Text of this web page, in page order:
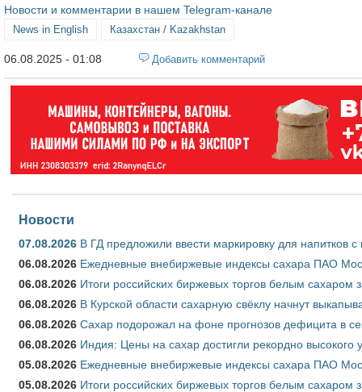
Новости и комментарии в нашем Telegram-канале
News in English Казахстан / Kazakhstan
06.08.2025 - 01:08 Добавить комментарий
Новости
07.08.2026 В ГД предложили ввести маркировку для напитков
06.08.2026 Ежедневные внебиржевые индексы сахара ПАО
06.08.2026 Итоги российских биржевых торгов белым сахаром
06.08.2026 В Курской области сахарную свёклу начнут
06.08.2026 Сахар подорожал на фоне прогнозов дефицита в
06.08.2026 Индия: Цены на сахар достигли рекордно высокого
05.08.2026 Ежедневные внебиржевые индексы сахара ПАО
05.08.2026 Итоги российских биржевых торгов белым сахаром